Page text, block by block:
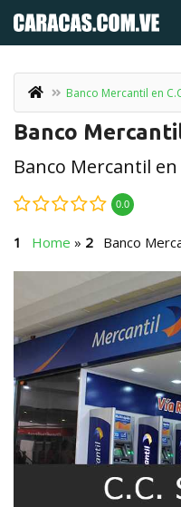
Banco Mercantil en
Banco
Banco Mercantil en
0.0
Home » Banco